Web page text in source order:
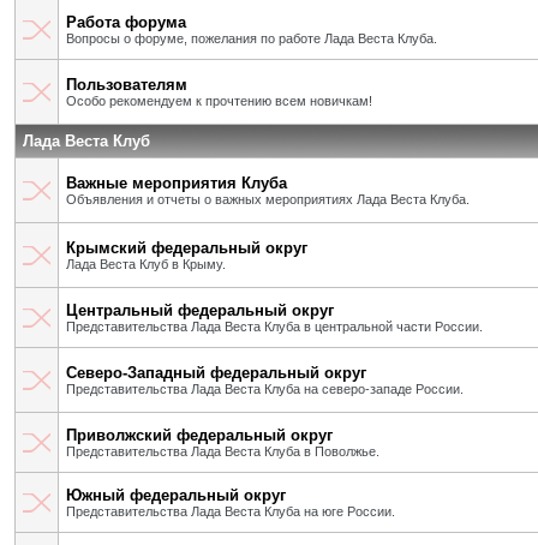
Работа форума
Вопросы о форуме, пожелания по работе Лада Веста Клуба.
Пользователям
Особо рекомендуем к прочтению всем новичкам!
Лада Веста Клуб
Важные мероприятия Клуба
Объявления и отчеты о важных мероприятиях Лада Веста Клуба.
Крымский федеральный округ
Лада Веста Клуб в Крыму.
Центральный федеральный округ
Представительства Лада Веста Клуба в центральной части России.
Северо-Западный федеральный округ
Представительства Лада Веста Клуба на северо-западе России.
Приволжский федеральный округ
Представительства Лада Веста Клуба в Поволжье.
Южный федеральный округ
Представительства Лада Веста Клуба на юге России.